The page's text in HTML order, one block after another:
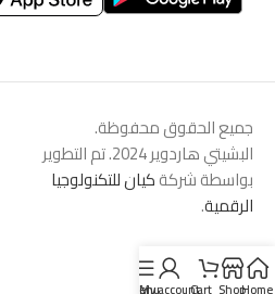
جميع الحقوق محفوظة.
البشيتي هاردوير 2024. تم التطوير
بواسطة شركةكيان للتكنولوجيا
الرقمية.
Home
Shop
Cart
My account
Menu